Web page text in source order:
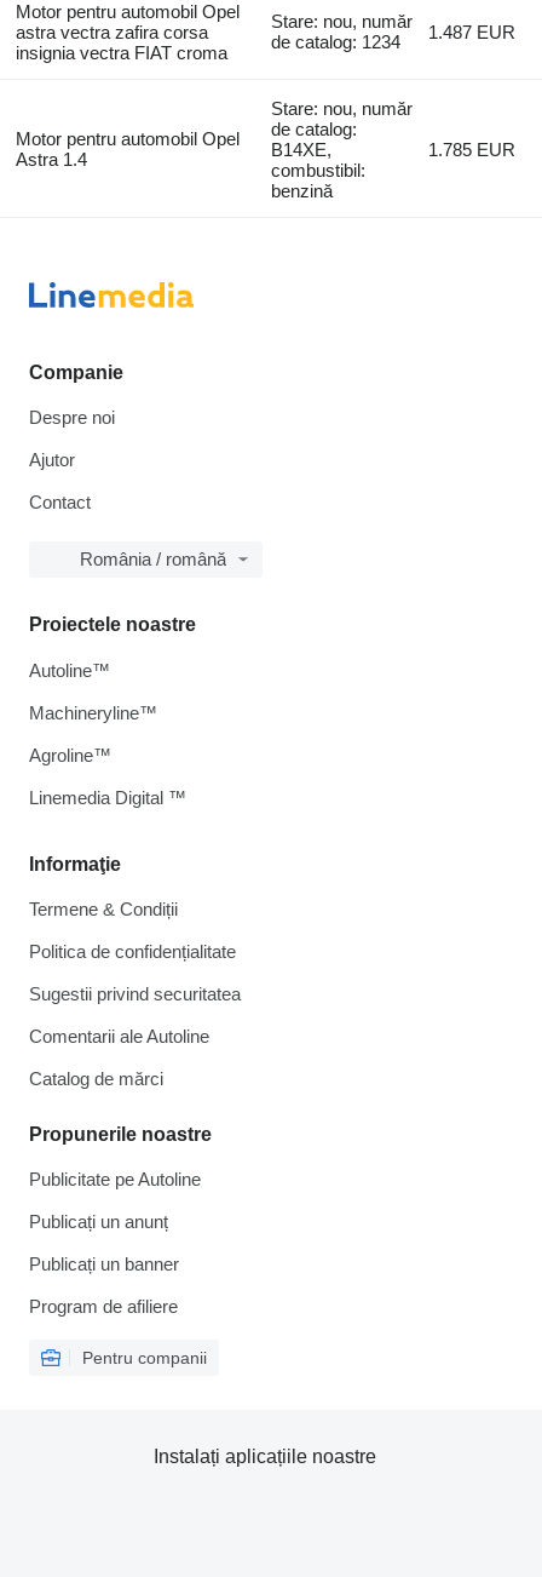
Motor pentru automobil Opel
astra vectra zafira corsa
insignia vectra FIAT croma
Stare: nou, număr
de catalog: 1234
1.487 EUR
Motor pentru automobil Opel
Astra 1.4
Stare: nou, număr
de catalog:
B14XE,
combustibil:
benzină
1.785 EUR
Companie
Despre noi
Ajutor
Contact
România / română
Informaţie
Termene & Condiții
Politica de confidențialitate
Sugestii privind securitatea
Comentarii ale Autoline
Catalog de mărcі
Propunerile noastre
Publicitate pe Autoline
Publicați un anunț
Publicați un banner
Program de afiliere
Pentru companii
Proiectele noastre
Autoline™
Machineryline™
Agroline™
Linemedia Digital ™
Instalați aplicațiile noastre